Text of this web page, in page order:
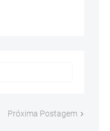
Próxima Postagem